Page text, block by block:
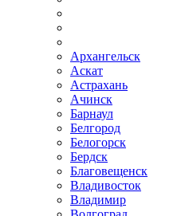
Архангельск
Аскат
Астрахань
Ачинск
Барнаул
Белгород
Белогорск
Бердск
Благовещенск
Владивосток
Владимир